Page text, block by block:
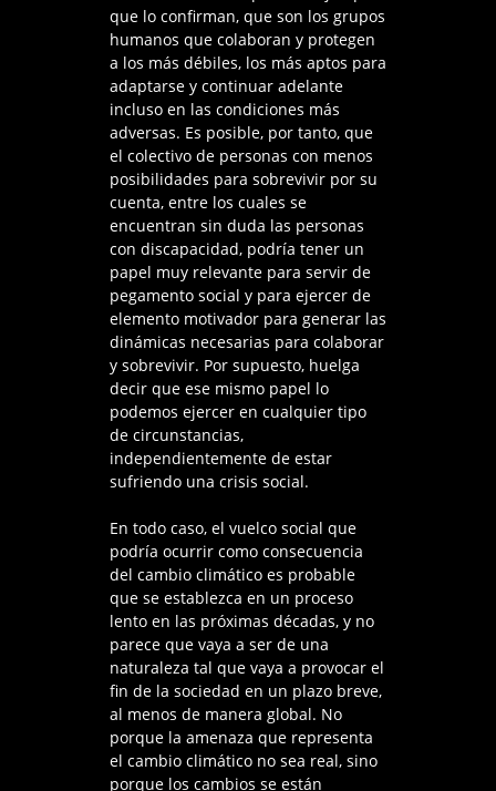
que lo confirman, que son los grupos
humanos que colaboran y protegen
a los más débiles, los más aptos para
adaptarse y continuar adelante
incluso en las condiciones más
adversas. Es posible, por tanto, que
el colectivo de personas con menos
posibilidades para sobrevivir por su
cuenta, entre los cuales se
encuentran sin duda las personas
con discapacidad, podría tener un
papel muy relevante para servir de
pegamento social y para ejercer de
elemento motivador para generar las
dinámicas necesarias para colaborar
y sobrevivir. Por supuesto, huelga
decir que ese mismo papel lo
podemos ejercer en cualquier tipo
de circunstancias,
independientemente de estar
sufriendo una crisis social.
En todo caso, el vuelco social que
podría ocurrir como consecuencia
del cambio climático es probable
que se establezca en un proceso
lento en las próximas décadas, y no
parece que vaya a ser de una
naturaleza tal que vaya a provocar el
fin de la sociedad en un plazo breve,
al menos de manera global. No
porque la amenaza que representa
el cambio climático no sea real, sino
porque los cambios se están